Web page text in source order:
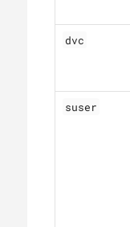
dvc
suser